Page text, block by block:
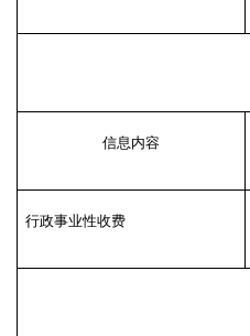
信息内容
行政事业性收费